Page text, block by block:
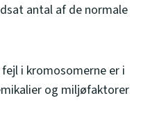
antal af de normale
i kromosomerne er i
og miljøfaktorer